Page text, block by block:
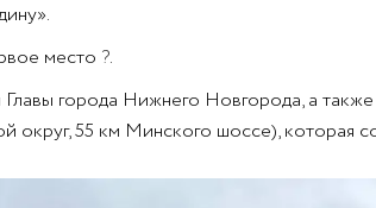
место ?.
города Нижнего Новгорода, а также
55 км Минского шоссе), которая